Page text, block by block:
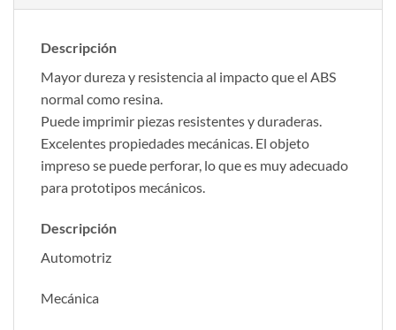
Descripción
Mayor dureza y resistencia al impacto que el ABS
normal como resina.
Puede imprimir piezas resistentes y duraderas.
Excelentes propiedades mecánicas. El objeto
impreso se puede perforar, lo que es muy adecuado
para prototipos mecánicos.
Descripción
Automotriz
Mecánica